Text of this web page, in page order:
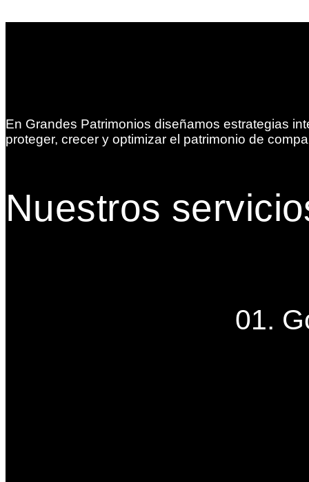
En Grandes Patrimonios diseñamos estrategias
proteger, crecer y optimizar el patrimonio de
Nuestros
01.